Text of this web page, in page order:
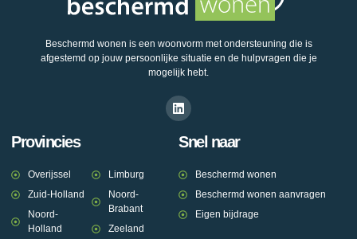
Beschermd wonen is een woonvorm met ondersteuning die is
afgestemd op jouw persoonlijke situatie en de hulpvragen die je
mogelijk hebt.
Provincies
Overijssel
Zuid-Holland
Noord-
Holland
Limburg
Noord-
Brabant
Zeeland
Snel naar
Beschermd wonen
Beschermd wonen aanvragen
Eigen bijdrage